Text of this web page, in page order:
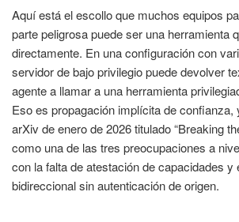
Aquí está el escollo que muchos equipos
parte peligrosa puede ser una herramienta
directamente. En una configuración con
servidor de bajo privilegio puede devolver
agente a llamar a una herramienta
Eso es propagación implícita de confianza,
arXiv de enero de 2026 titulado “Breaking
como una de las tres preocupaciones a
con la falta de atestación de capacidades y
bidireccional sin autenticación de origen.